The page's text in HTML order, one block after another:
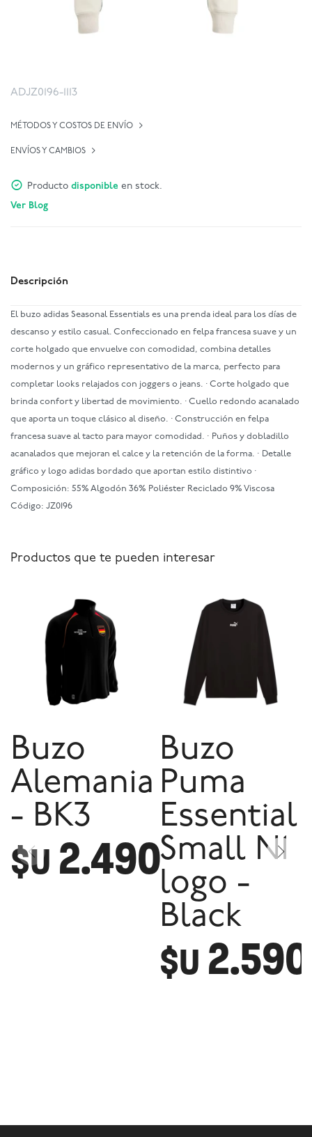
ADJZ0196-1113
MÉTODOS Y COSTOS DE ENVÍO
ENVÍOS Y CAMBIOS
Producto disponible en stock.
Ver Blog
Descripción
El buzo adidas Seasonal Essentials es una prenda ideal para los días de
descanso y estilo casual. Confeccionado en felpa francesa suave y un
corte holgado que envuelve con comodidad, combina detalles
modernos y un gráfico representativo de la marca, perfecto para
completar looks relajados con joggers o jeans. · Corte holgado que
brinda confort y libertad de movimiento. · Cuello redondo acanalado
que aporta un toque clásico al diseño. · Construcción en felpa
francesa suave al tacto para mayor comodidad. · Puños y dobladillo
acanalados que mejoran el calce y la retención de la forma. · Detalle
gráfico y logo adidas bordado que aportan estilo distintivo ·
Composición: 55% Algodón 36% Poliéster Reciclado 9% Viscosa
Código: JZ0196
Productos que te pueden interesar
Buzo
Alemania
- BK3
$U 2.490
Buzo
Puma
Essential
Small N1
logo -
Black
$U 2.590